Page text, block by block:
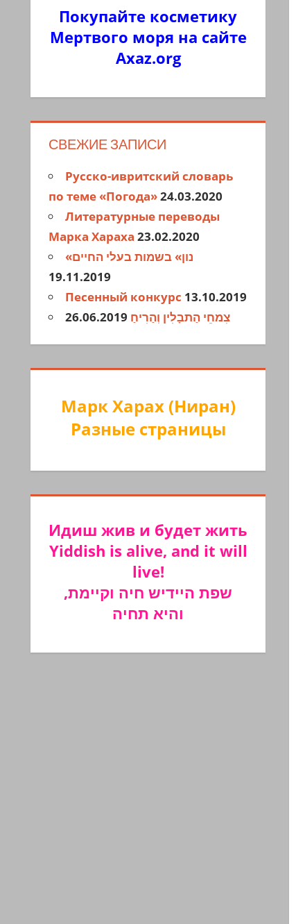
Покупайте косметику
Мертвого моря на сайте
Axaz.org
СВЕЖИЕ ЗАПИСИ
Русско-ивритский словарь
по теме «Погода»24.03.2020
Литературные переводы
Марка Хараха 23.02.2020
«נון» בשמות בעלי החיים
19.11.2019
Песенный конкурс 13.10.2019
צִמחֵי הַתבָלִין וְהַרִיחַ 26.06.2019
Марк Харах (Ниран)
Разные страницы
Идиш жив и будет жить
Yiddish is alive, and it will
live!
שפת היידיש חיה וקיימת,
והיא תחיה